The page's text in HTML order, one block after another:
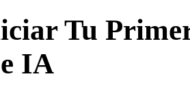
Tu
IA